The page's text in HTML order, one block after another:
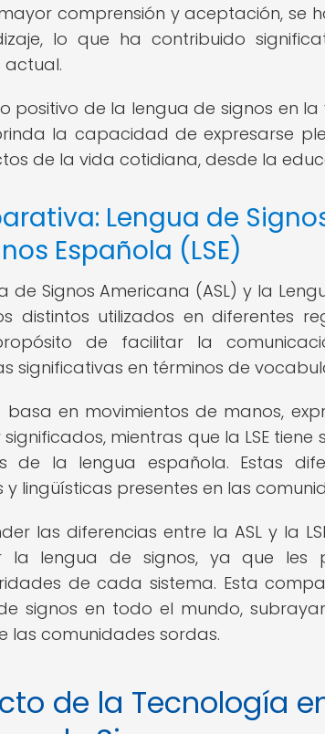
comprensión y aceptación, se
lo que ha contribuido
positivo de la lengua de signos en
la capacidad de expresarse
de la vida cotidiana, desde la
Lengua de
Española (LSE)
de Signos Americana (ASL) y la
distintos utilizados en diferentes
de facilitar la
significativas en términos de
basa en movimientos de manos,
mientras que la LSE
de la lengua española. Estas
y lingüísticas presentes en las
las diferencias entre la ASL y la
la lengua de signos, ya que les
de cada sistema. Esta
signos en todo el mundo,
las comunidades sordas.
de la Tecnología